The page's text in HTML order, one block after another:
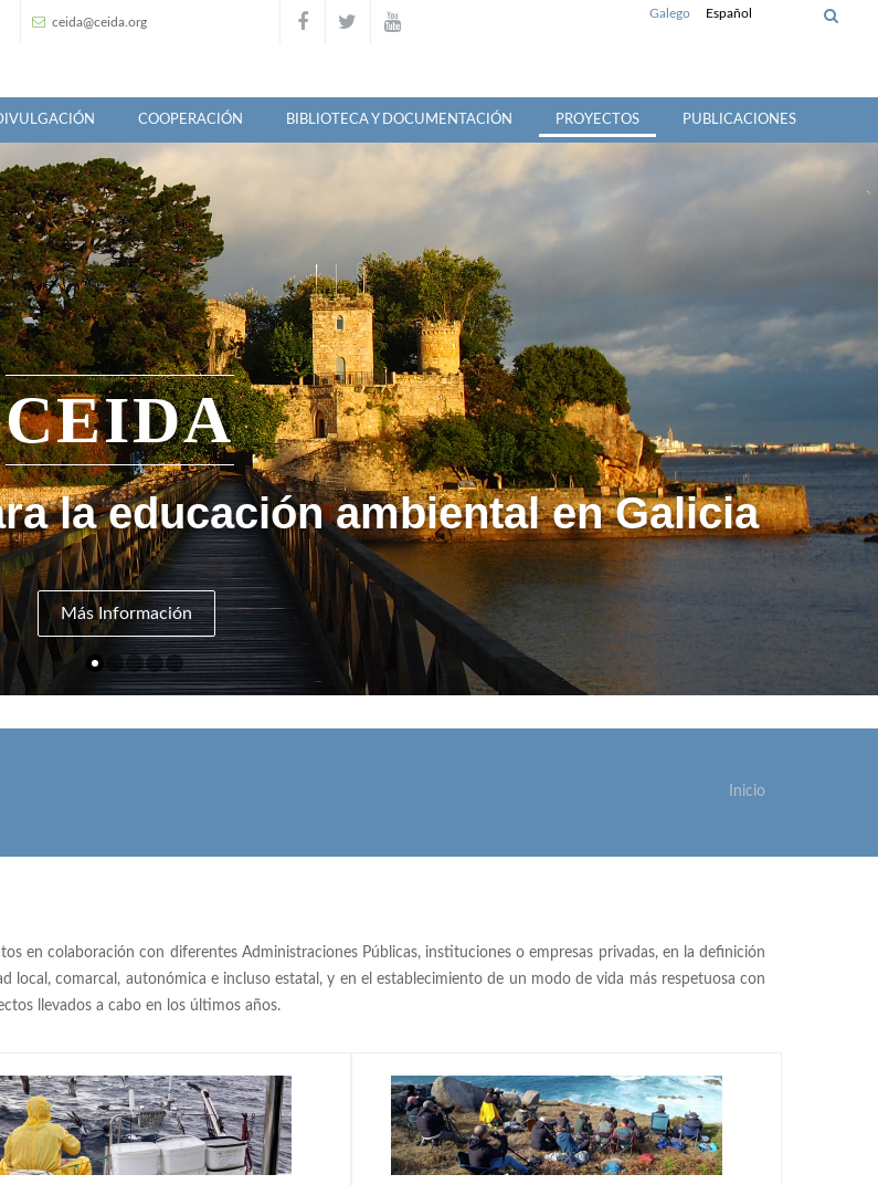
ceida@ceida.org
Galego Español
COOPERACIÓN BIBLIOTECA Y DOCUMENTACIÓN PROYECTOS PUBLICACIONES
CEIDA
Más Información
la educación ambiental en Galicia
Inicio
en colaboración con diferentes Administraciones Públicas, instituciones o empresas privadas, en la definición
local, comarcal, autonómica e incluso estatal, y en el establecimiento de un modo de vida más respetuosa con
llevados a cabo en los últimos años.